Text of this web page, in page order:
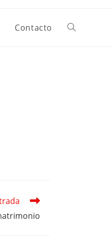
Contacto Alternar